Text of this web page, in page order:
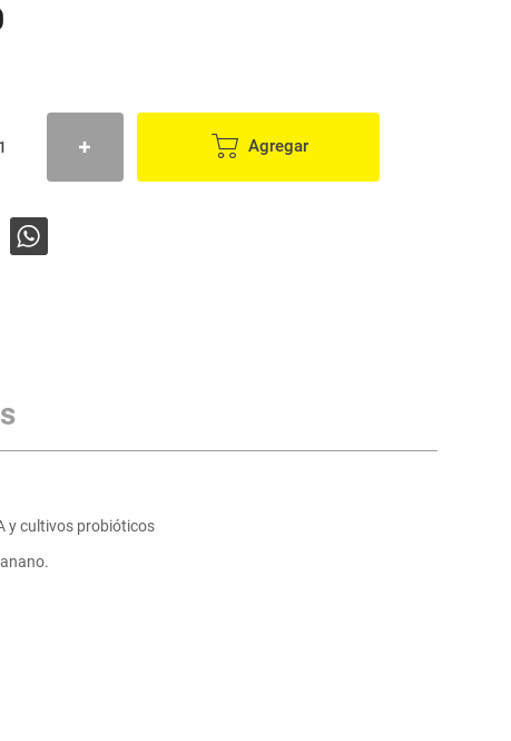
Agregar
y cultivos probióticos